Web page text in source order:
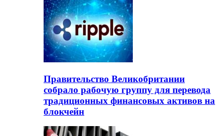
Правительство Великобритании
собрало рабочую группу для перевода
традиционных финансовых активов на
блокчейн